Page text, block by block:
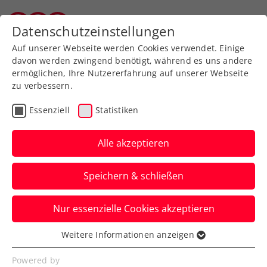
Zurück zur Newsübersicht
Turniere
Hochkarätige Besetzung
beim sportsbusiness.at
Breakfast Club
ÖTV-Präsident Martin Ohneberg diskutiert
bei den Erste Bank Open mit dem Who is
Who der Tennisszene.
Verfasst von: Manuel Wachta, 22.10.2024
Datenschutzeinstellungen
Auf unserer Webseite werden Cookies verwendet. Einige
davon werden zwingend benötigt, während es uns andere
ermöglichen, Ihre Nutzererfahrung auf unserer Webseite
zu verbessern.
Essenziell Statistiken
Alle akzeptieren
Speichern & schließen
Nur essenzielle Cookies akzeptieren
Essenziell
Essenzielle Cookies werden für grundlegende
Weitere Informationen anzeigen
Powered by